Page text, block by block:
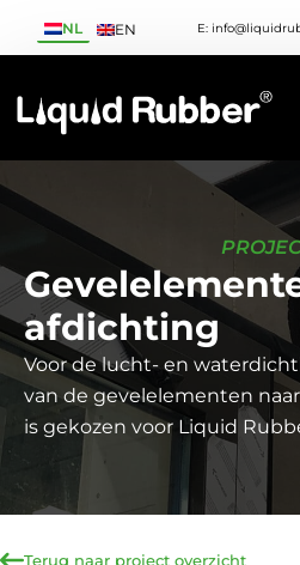
NL EN E:
afdichting
Voor de lucht- en
van de gevelelementen
is gekozen voor Liquid
Terug naar project overzicht